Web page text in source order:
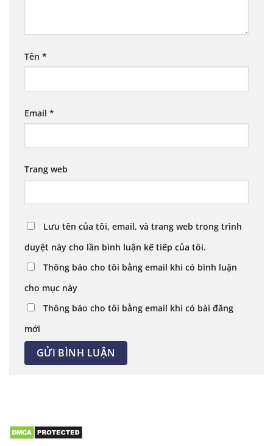
Tên *
Email *
Trang web
Lưu tên của tôi, email, và trang web trong trình
duyệt này cho lần bình luận kế tiếp của tôi.
Thông báo cho tôi bằng email khi có bình luận
cho mục này
Thông báo cho tôi bằng email khi có bài đăng
mới